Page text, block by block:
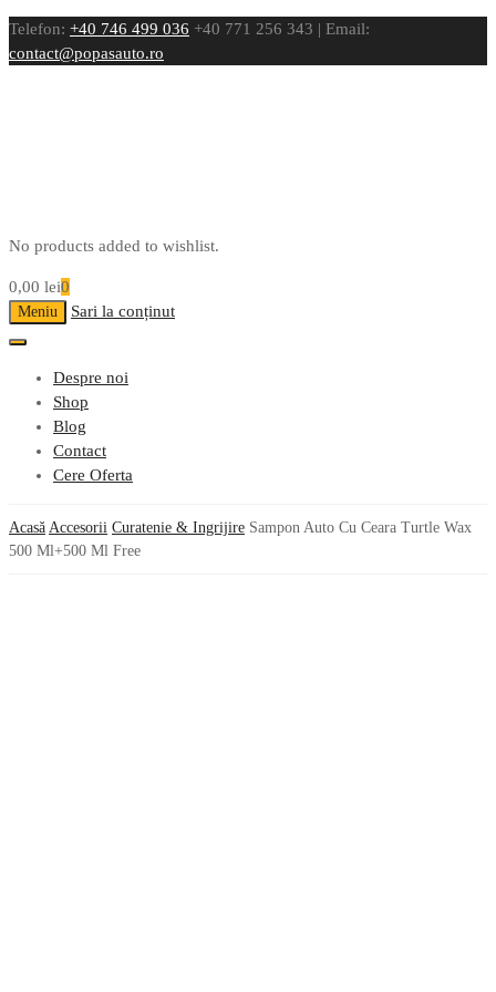
Telefon: +40 746 499 036 +40 771 256 343 | Email:
contact@popasauto.ro
No products added to wishlist.
0,00 lei0
Meniu Sari la conținut
Despre noi
Shop
Blog
Contact
Cere Oferta
Acasă Accesorii Curatenie & Ingrijire Sampon Auto Cu Ceara Turtle Wax
500 Ml+500 Ml Free